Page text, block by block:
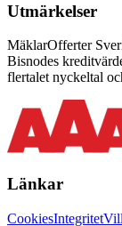
Utmärkelser
MäklarOfferter
Bisnodes
flertalet nyckeltal
Länkar
CookiesIntegritet